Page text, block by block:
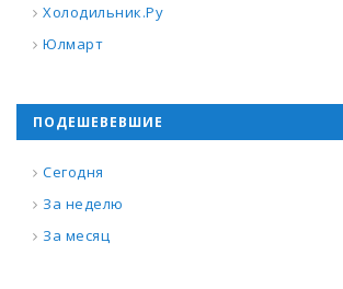
Холодильник.Ру
Юлмарт
ПОДЕШЕВЕВШИЕ
Сегодня
За неделю
За месяц